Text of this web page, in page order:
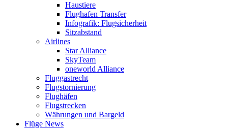
Haustiere
Flughafen Transfer
Infografik: Flugsicherheit
Sitzabstand
Airlines
Star Alliance
SkyTeam
oneworld Alliance
Fluggastrecht
Flugstornierung
Flughäfen
Flugstrecken
Währungen und Bargeld
Flüge News